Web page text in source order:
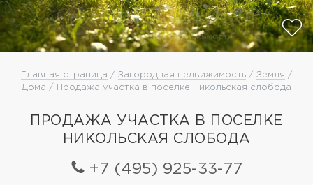
Главная страница / Загородная недвижимость/ Земля /
Дома / Продажа участка в поселке Никольская слобода
ПРОДАЖА УЧАСТКА В ПОСЕЛКЕ
НИКОЛЬСКАЯ СЛОБОДА
+7 (495) 925-33-77